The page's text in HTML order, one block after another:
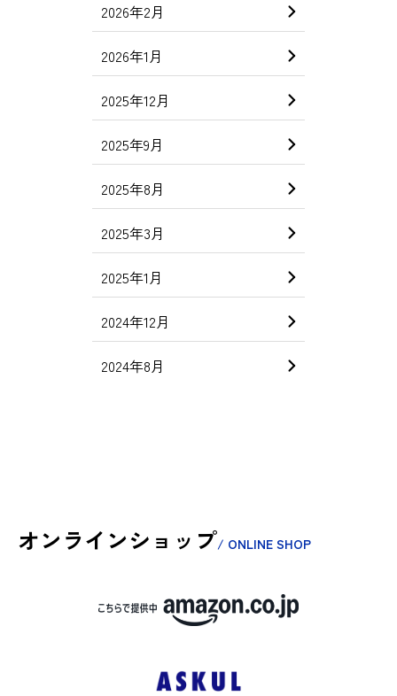
2026年2月
2026年1月
2025年12月
2025年9月
2025年8月
2025年3月
2025年1月
2024年12月
2024年8月
オンラインショップ/ ONLINE SHOP